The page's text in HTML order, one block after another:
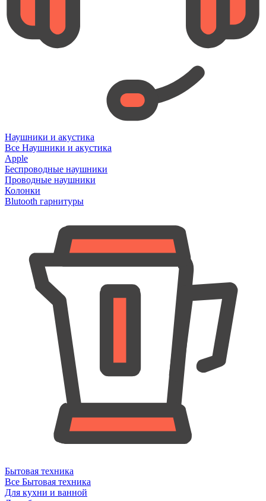
Наушники и акустика
Все Наушники и акустика
Apple
Беспроводные наушники
Проводные наушники
Колонки
Blutooth гарнитуры
Бытовая техника
Все Бытовая техника
Для кухни и ванной